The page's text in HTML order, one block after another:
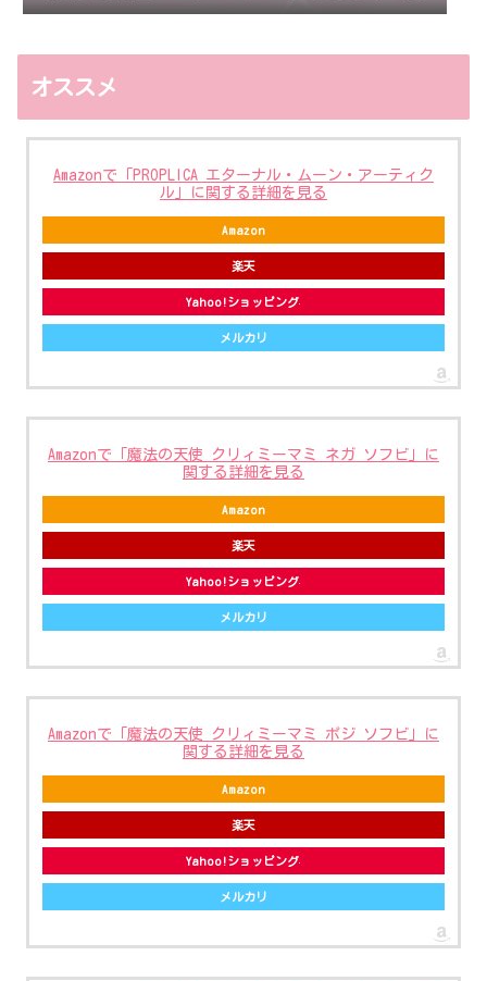
オススメ
Amazonで「PROPLICA エターナル・ムーン・アーティク
ル」に関する詳細を見る
Amazon
楽天
Yahoo!ショッピング
メルカリ
Amazonで「魔法の天使 クリィミーマミ ネガ ソフビ」に
関する詳細を見る
Amazon
楽天
Yahoo!ショッピング
メルカリ
Amazonで「魔法の天使 クリィミーマミ ポジ ソフビ」に
関する詳細を見る
Amazon
楽天
Yahoo!ショッピング
メルカリ